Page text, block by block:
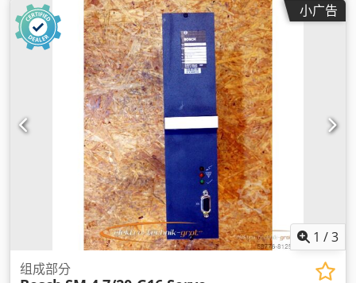
小广告
1 /3
组成部分